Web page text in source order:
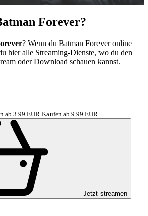
Forever?
? Wenn du Batman Forever online
hier alle Streaming-Dienste, wo du den
oder Download schauen kannst.
ab 3.99 EUR Kaufen ab 9.99 EUR
Jetzt streamen